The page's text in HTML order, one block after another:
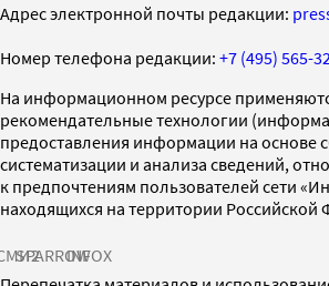
Адрес электронной почты редакции:
Номер телефона редакции: +7 (495) 565-
На информационном ресурсе
рекомендательные технологии
предоставления информации на основе
систематизации и анализа сведений,
к предпочтениям пользователей сети
находящихся на территории Российской
SPARROWINFOX